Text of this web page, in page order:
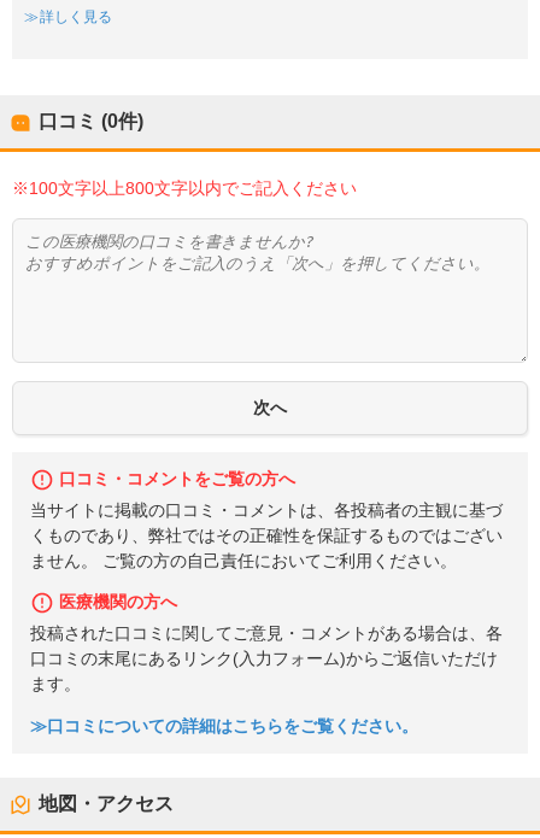
詳しく見る
口コミ (0件)
※100文字以上800文字以内でご記入ください
口コミ・コメントをご覧の方へ
当サイトに掲載の口コミ・コメントは、各投稿者の主観に基づ
くものであり、弊社ではその正確性を保証するものではござい
ません。 ご覧の方の自己責任においてご利用ください。
医療機関の方へ
投稿された口コミに関してご意見・コメントがある場合は、各
口コミの末尾にあるリンク(入力フォーム)からご返信いただけ
ます。
≫口コミについての詳細はこちらをご覧ください。
地図・アクセス